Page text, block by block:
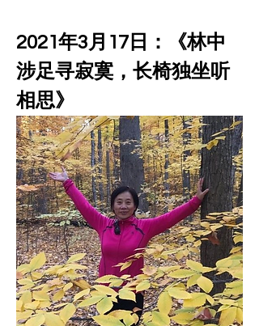
2021年3月17日：《林中
涉足寻寂寞，长椅独坐听
相思》